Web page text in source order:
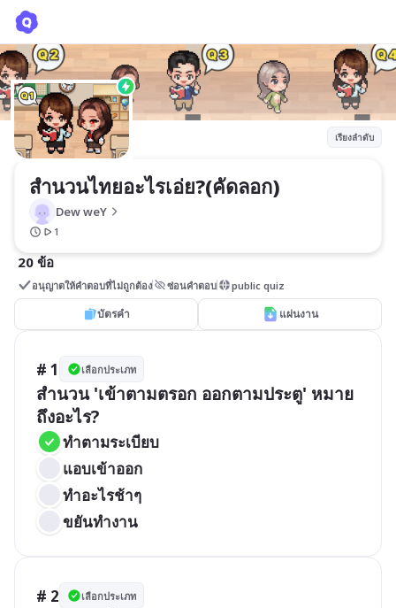
เรียงลำดับ
สำนวนไทยอะไรเอ่ย?(คัดลอก)
Dew weY
1
20 ข้อ
อนุญาตให้คำตอบที่ไม่ถูกต้อง ซ่อนคำตอบ public quiz
บัตรคำ แผ่นงาน
# 1 เลือกประเภท
สำนวน 'เข้าตามตรอก ออกตามประตู' หมาย
ถึงอะไร?
ทำตามระเบียบ
แอบเข้าออก
ทำอะไรช้าๆ
ขยันทำงาน
# 2 เลือกประเภท